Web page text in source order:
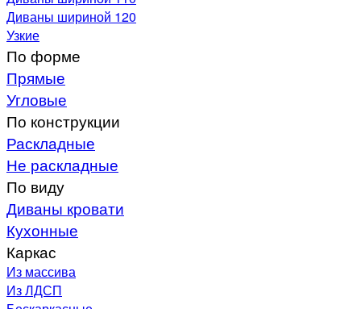
Диваны шириной 120
Узкие
По форме
Прямые
Угловые
По конструкции
Раскладные
Не раскладные
По виду
Диваны кровати
Кухонные
Каркас
Из массива
Из ЛДСП